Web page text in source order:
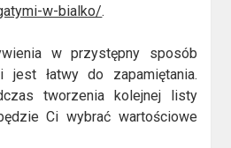
w-bialko/.
w przystępny sposób
jest łatwy do zapamiętania.
tworzenia kolejnej listy
Ci wybrać wartościowe